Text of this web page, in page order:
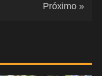
Próximo »